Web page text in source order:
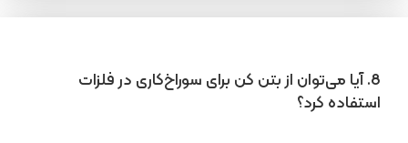
8. آیا می‌توان از بتن کن برای سوراخ‌کاری در فلزات
استفاده کرد؟